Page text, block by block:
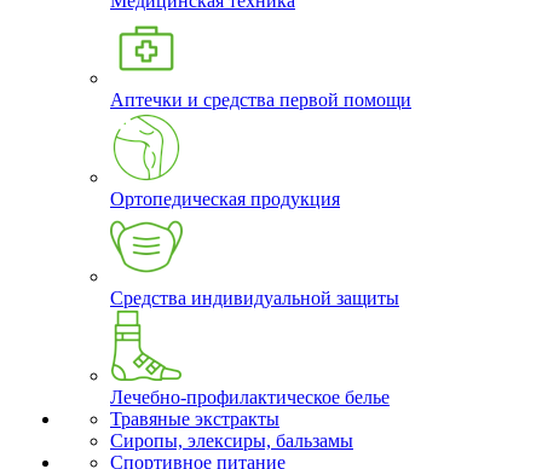
Аптечки и средства первой помощи
Ортопедическая продукция
Средства индивидуальной защиты
Лечебно-профилактическое белье
Травяные экстракты
Сиропы, элексиры, бальзамы
Спортивное питание